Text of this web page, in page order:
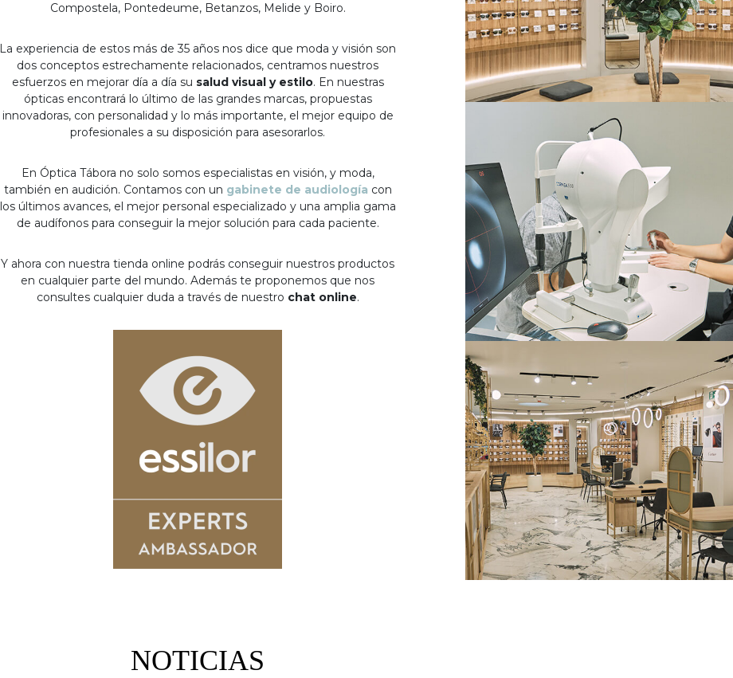
Compostela, Pontedeume, Betanzos, Melide y Boiro.
La experiencia de estos más de 35 años nos dice que moda y visión son
dos conceptos estrechamente relacionados, centramos nuestros
esfuerzos en mejorar día a día su salud visual y estilo. En nuestras
ópticas encontrará lo último de las grandes marcas, propuestas
innovadoras, con personalidad y lo más importante, el mejor equipo de
profesionales a su disposición para asesorarlos.
En Óptica Tábora no solo somos especialistas en visión, y moda,
también en audición. Contamos con un gabinete de audiología con
los últimos avances, el mejor personal especializado y una amplia gama
de audífonos para conseguir la mejor solución para cada paciente.
Y ahora con nuestra tienda online podrás conseguir nuestros productos
en cualquier parte del mundo. Además te proponemos que nos
consultes cualquier duda a través de nuestro chat online.
NOTICIAS